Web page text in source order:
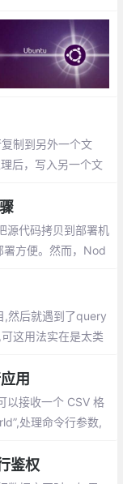
制到另外一个文
后，写入另一个文
源代码拷贝到部署机
署方便。然而，Nod
,然后就遇到了query
这用法实在是太类
用
以接收一个 CSV 格
处理命令行参数,
鉴权